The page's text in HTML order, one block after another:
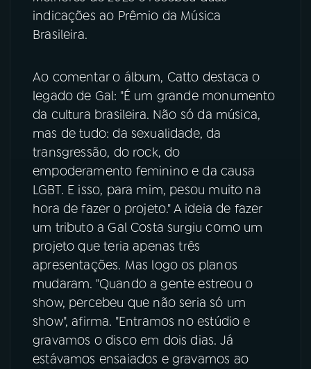
indicações ao Prêmio da Música
Brasileira.
Ao comentar o álbum, Catto destaca o
legado de Gal: "É um grande monumento
da cultura brasileira. Não só da música,
mas de tudo: da sexualidade, da
transgressão, do rock, do
empoderamento feminino e da causa
LGBT. E isso, para mim, pesou muito na
hora de fazer o projeto." A ideia de fazer
um tributo a Gal Costa surgiu como um
projeto que teria apenas três
apresentações. Mas logo os planos
mudaram. "Quando a gente estreou o
show, percebeu que não seria só um
show", afirma. "Entramos no estúdio e
gravamos o disco em dois dias. Já
estávamos ensaiados e gravamos ao